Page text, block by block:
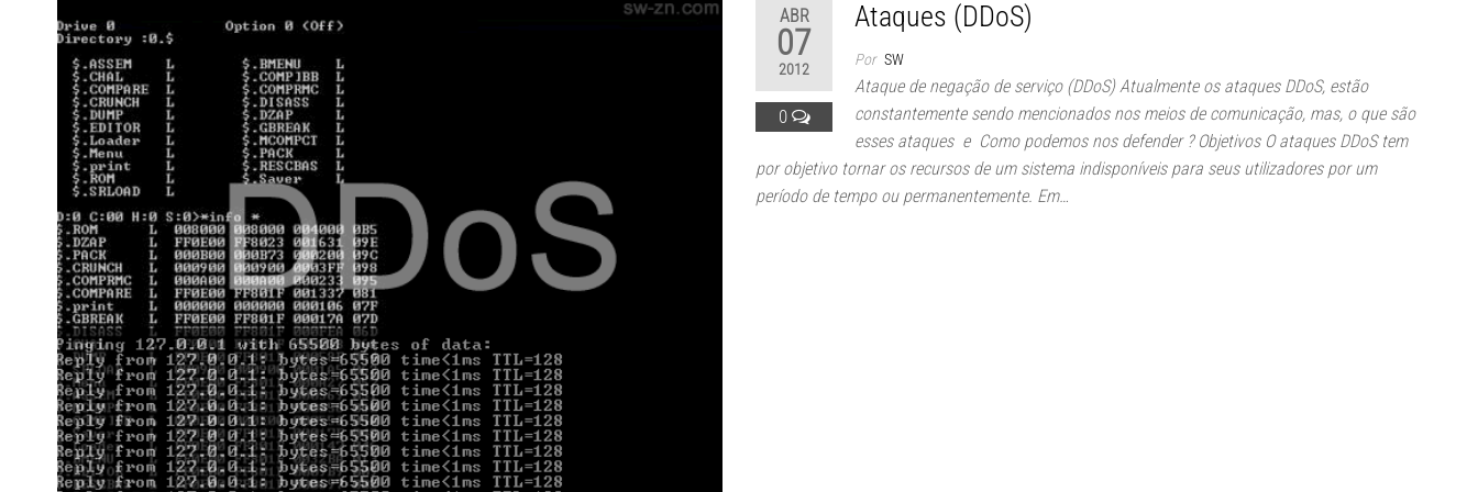
ABR
07
2012
0
Ataques (DDoS)
Por SW
Ataque de negação de serviço (DDoS) Atualmente os ataques DDoS, estão
constantemente sendo mencionados nos meios de comunicação, mas, o que são
esses ataques e Como podemos nos defender ? Objetivos O ataques DDoS tem
por objetivo tornar os recursos de um sistema indisponíveis para seus utilizadores por um
período de tempo ou permanentemente. Em…